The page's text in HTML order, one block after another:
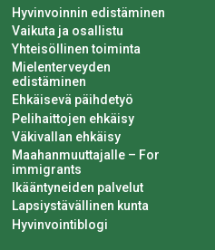
Hyvinvoinnin edistäminen
Vaikuta ja osallistu
Yhteisöllinen toiminta
Mielenterveyden
edistäminen
Ehkäisevä päihdetyö
Pelihaittojen ehkäisy
Väkivallan ehkäisy
Maahanmuuttajalle – For
immigrants
Ikääntyneiden palvelut
Lapsiystävällinen kunta
Hyvinvointiblogi